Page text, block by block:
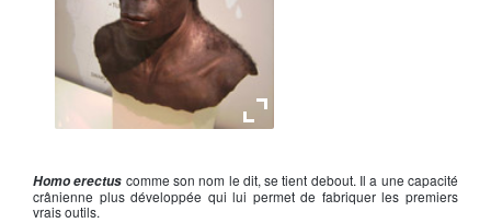
Homo erectus comme son nom le dit, se tient debout. Il a une capacité
crânienne plus développée qui lui permet de fabriquer les premiers
vrais outils.